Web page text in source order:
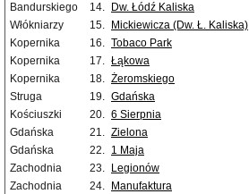
Bandurskiego
14. Dw. Łódź Kaliska
Włókniarzy
15. Mickiewicza (Dw. Ł. Kaliska)
Kopernika
16. Tobaco Park
Kopernika
17. Łąkowa
Kopernika
18. Żeromskiego
Struga
19. Gdańska
Kościuszki
20. 6 Sierpnia
Gdańska
21. Zielona
Gdańska
22. 1 Maja
Zachodnia
23. Legionów
Zachodnia
24. Manufaktura